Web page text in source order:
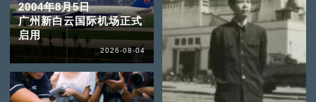
2004年8月5日
广州新白云国际机场正式
启用
2026-08-04